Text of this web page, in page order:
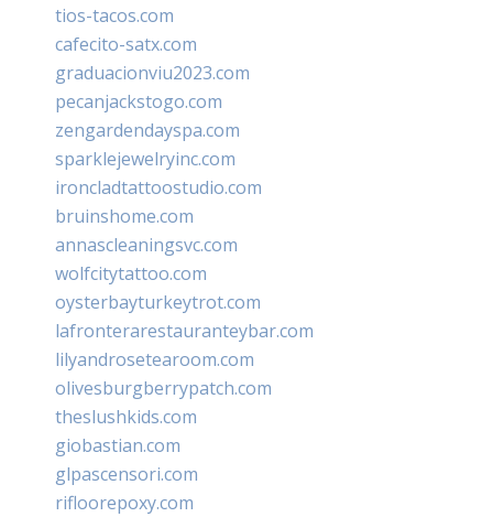
tios-tacos.com
cafecito-satx.com
graduacionviu2023.com
pecanjackstogo.com
zengardendayspa.com
sparklejewelryinc.com
ironcladtattoostudio.com
bruinshome.com
annascleaningsvc.com
wolfcitytattoo.com
oysterbayturkeytrot.com
lafronterarestauranteybar.com
lilyandrosetearoom.com
olivesburgberrypatch.com
theslushkids.com
giobastian.com
glpascensori.com
rifloorepoxy.com